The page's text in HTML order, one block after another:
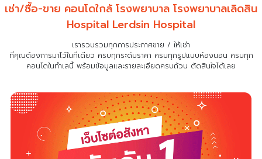
เช่า/ซื้อ-ขาย คอนโดใกล้ โรงพยาบาล โรงพยาบาลเลิดสิน
Hospital Lerdsin Hospital
เรารวบรวมทุกการประกาศขาย / ให้เช่า
ที่คุณต้องการมาไว้ในที่เดียว ครบทุกระดับราคา ครบทุกรูปแบบห้องนอน ครบทุก
คอนโดในทำเลนี้ พร้อมข้อมูลและรายละเอียดครบถ้วน ตัดสินใจได้เลย